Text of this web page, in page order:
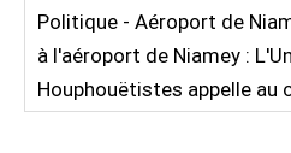
Politique - Aéroport de
à l'aéroport de Niamey :
Houphouëtistes appelle au